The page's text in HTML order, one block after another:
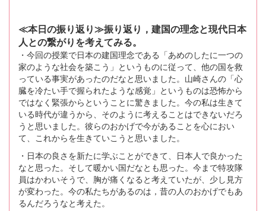
≪本日の振り返り≫振り返り，建国の理念と現代日本
人との繋がりを考えてみる。
・今回の授業で日本の建国理念である「あめのしたに一つの
家のような社会を築こう」というものに従って、他の国を救
っている事実があったのだなと思いました。山崎さんの「心
臓を冷たい手で握られたような感覚」というものは恐怖から
ではなく緊張からということに驚きました。今の私は生きて
いる時代が違うから、そのように考えることはできないだろ
うと思いました。彼らのおかげで今があることを心におい
て、これからを生きていこうと思いました。
・日本の良さを新たに学ぶことができて、日本人で良かった
なと思った。そして暖かい国だなとも思った。今まで特攻隊
員はかわいそうで、胸が痛くなると考えていたが、少し見方
が変わった。今の私たちがあるのは，昔の人のおかげでもあ
るんだろうなと考えた。